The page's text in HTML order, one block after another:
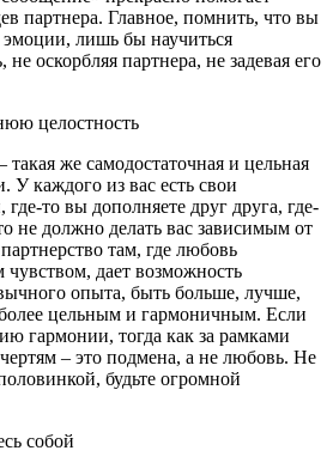
партнера. Главное, помнить, что вы
лишь бы научиться
оскорбляя партнера, не задевая его
целостность
же самодостаточная и цельная
У каждого из вас есть свои
где-то вы дополняете друг друга, где-
не должно делать вас зависимым от
там, где любовь
дает возможность
опыта, быть больше, лучше,
цельным и гармоничным. Если
гармонии, тогда как за рамками
– это подмена, а не любовь. Не
будьте огромной
собой